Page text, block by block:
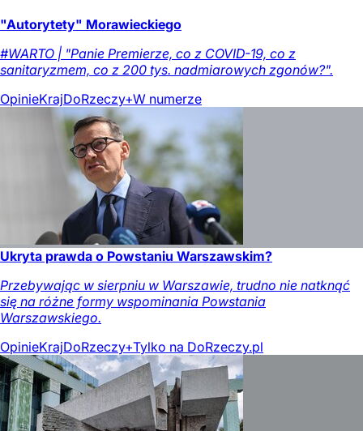
"Autorytety" Morawieckiego
#WARTO | "Panie Premierze, co z COVID-19, co z
sanitaryzmem, co z 200 tys. nadmiarowych zgonów?".
OpinieKrajDoRzeczy+W numerze
Ukryta prawda o Powstaniu Warszawskim?
Przebywając w sierpniu w Warszawie, trudno nie natknąć
się na różne formy wspominania Powstania
Warszawskiego.
OpinieKrajDoRzeczy+Tylko na DoRzeczy.pl